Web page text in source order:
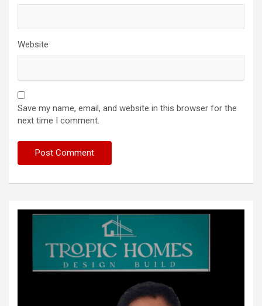
Website
Save my name, email, and website in this browser for the
next time I comment.